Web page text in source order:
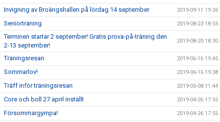
Invigning av Broängshallen på lördag 14 september 2019-09-11 19:26
Seniorträning 2019-08-23 18:55
Terminen startar 2 september! Gratis prova-på-träning den
2-13 september!
2019-08-20 18:30
Träningsresan 2019-06-16 19:45
Sommarlov! 2019-06-16 19:38
Träff inför träningsresan 2019-05-08 11:44
Core och boll 27 april inställt 2019-04-26 17:55
Försommargympa! 2019-04-26 17:55